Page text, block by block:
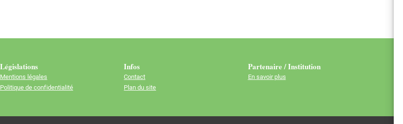
Législations
Mentions légales
Politique de confidentialité
Infos
Contact
Plan du site
Partenaire / Institution
En savoir plus